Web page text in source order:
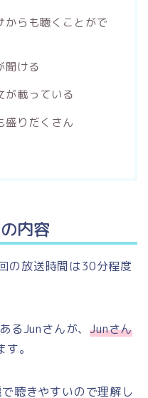
からも聴くことがで
聞ける
が載っている
盛りだくさん
内容
の放送時間は30分程度
るJunさんが、Junさん
す。
聴きやすいので理解し